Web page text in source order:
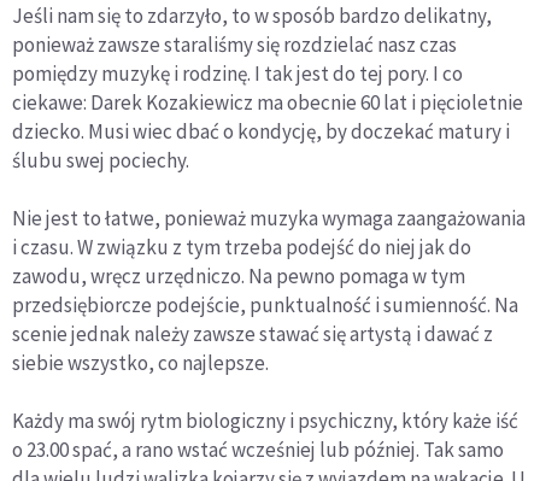
Jeśli nam się to zdarzyło, to w sposób bardzo delikatny,
ponieważ zawsze staraliśmy się rozdzielać nasz czas
pomiędzy muzykę i rodzinę. I tak jest do tej pory. I co
ciekawe: Darek Kozakiewicz ma obecnie 60 lat i pięcioletnie
dziecko. Musi wiec dbać o kondycję, by doczekać matury i
ślubu swej pociechy.
Nie jest to łatwe, ponieważ muzyka wymaga zaangażowania
i czasu. W związku z tym trzeba podejść do niej jak do
zawodu, wręcz urzędniczo. Na pewno pomaga w tym
przedsiębiorcze podejście, punktualność i sumienność. Na
scenie jednak należy zawsze stawać się artystą i dawać z
siebie wszystko, co najlepsze.
Każdy ma swój rytm biologiczny i psychiczny, który każe iść
o 23.00 spać, a rano wstać wcześniej lub później. Tak samo